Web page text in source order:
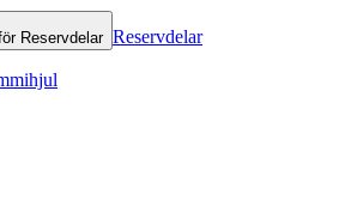
Reservdelar Reservdelar